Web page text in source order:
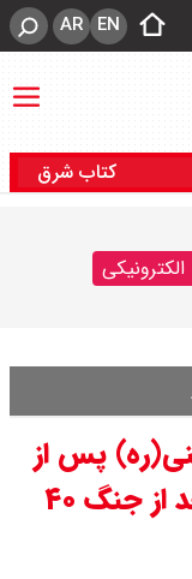
EN
AR
کتاب شرق
الکترونیکی
پس از
بازگشایی پروازهای خارجی بعد از جنگ ۴۰